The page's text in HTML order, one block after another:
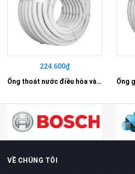
224.600₫
Ống thoát nước điều hòa và tưới tiêu D25 - SP9025DH
VỀ CHÚNG TÔI